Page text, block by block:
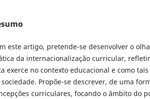
este artigo, pretende-se desenvolver o
da internacionalização curricular,
exerce no contexto educacional e como
sociedade. Propõe-se descrever, de uma
curriculares, focando o âmbito do